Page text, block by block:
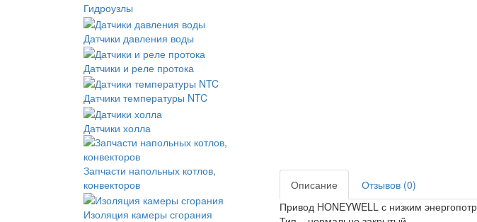
Гидроузлы
Датчики давления воды
Датчики и реле протока
Датчики температуры NTC
Датчики холла
Запчасти напольных котлов,
конвекторов
Изоляция камеры сгорания
Описание
Отзывов (0)
Привод HONEYWELL с низким